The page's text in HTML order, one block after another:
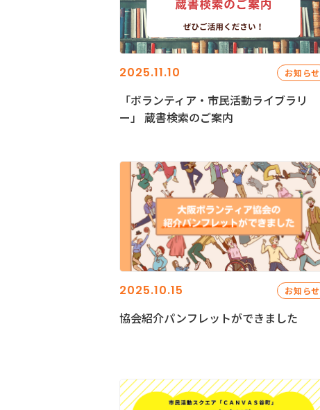
2025.11.10 お知らせ
「ボランティア・市民活動ライブラリ
ー」 蔵書検索のご案内
2025.10.15 お知らせ
協会紹介パンフレットができました